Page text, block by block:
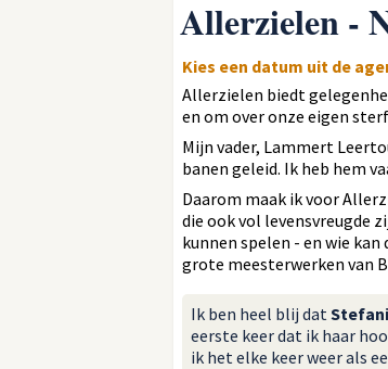
Allerzielen -
Kies een datum uit de
Allerzielen biedt
en om over onze eigen
Mijn vader, Lammert
banen geleid. Ik heb hem
Daarom maak ik voor
die ook vol levensvreugde
kunnen spelen - en wie
grote meesterwerken van
Ik ben heel blij dat
eerste keer dat ik haar
ik het elke keer weer als